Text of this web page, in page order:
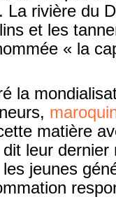
La rivière du
et les
« la
la
matière
leur
jeunes